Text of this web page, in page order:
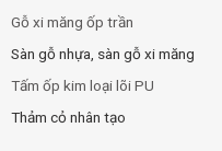
Gỗ xi măng ốp trần
Sàn gỗ nhựa, sàn gỗ xi măng
Tấm ốp kim loại lõi PU
Thảm cỏ nhân tạo